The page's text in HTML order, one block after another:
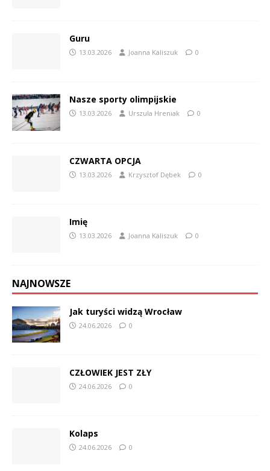
Guru
13.03.2026 Joanna Kaliszuk 0
Nasze sporty olimpijskie
13.03.2026 Urszula Hreniak 0
CZWARTA OPCJA
13.03.2026 Krzysztof Dębek 0
Imię
13.03.2026 Joanna Kaliszuk 0
NAJNOWSZE
Jak turyści widzą Wrocław
24.06.2026 0
CZŁOWIEK JEST ZŁY
24.06.2026 0
Kolaps
24.06.2026 0